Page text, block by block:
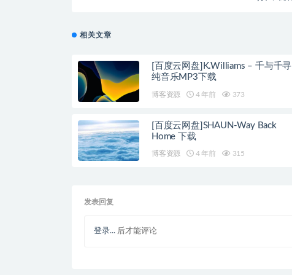
相关文章
[百度云网盘]K.Williams – 千与千寻
纯音乐MP3下载
博客资源 4 年前 373
[百度云网盘]SHAUN-Way Back
Home 下载
博客资源 4 年前 315
发表回复
登录... 后才能评论